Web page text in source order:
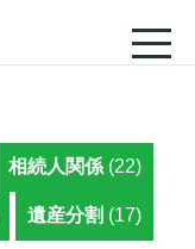
相続人関係 (22)
遺産分割 (17)